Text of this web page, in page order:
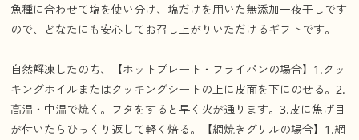
魚種に合わせて塩を使い分け、塩だけを用いた無添加一夜干しです
ので、どなたにも安心してお召し上がりいただけるギフトです。
自然解凍したのち、【ホットプレート・フライパンの場合】1.クッ
キングホイルまたはクッキングシートの上に皮面を下にのせる。2.
高温・中温で焼く。フタをすると早く火が通ります。3.皮に焦げ目
が付いたらひっくり返して軽く焙る。【網焼きグリルの場合】1.網